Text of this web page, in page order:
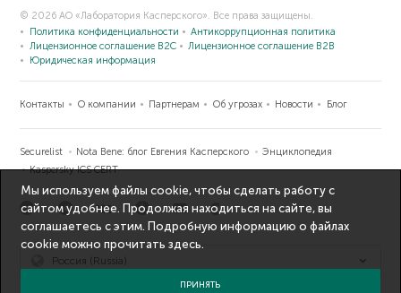
© 2026 АО «Лаборатория Касперского». Все права защищены.
Политика конфиденциальности
Антикоррупционная политика
Лицензионное соглашение B2C
Лицензионное соглашение B2B
Юридическая информация
Контакты О компании Партнерам Об угрозах Новости Блог
Securelist Nota Bene: блог Евгения Касперского
Энциклопедия
Kaspersky ICS CERT
Россия (Russia)
Мы используем файлы cookie, чтобы сделать работу с
сайтом удобнее. Продолжая находиться на сайте, вы
соглашаетесь с этим. Подробную информацию о файлах
cookie можно прочитатьздесь.
ПРИНЯТЬ